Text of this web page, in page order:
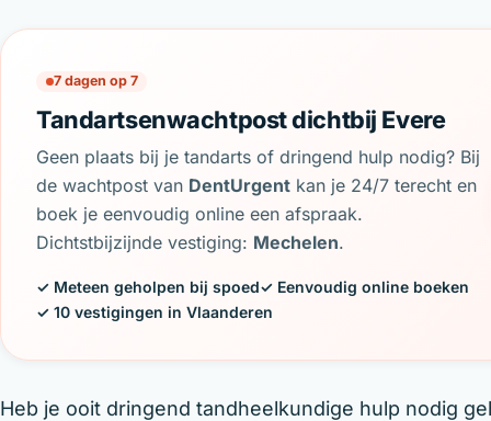
7 dagen op 7
Tandartsenwachtpost dichtbij Evere
Geen plaats bij je tandarts of dringend hulp nodig? Bij
de wachtpost van DentUrgent kan je 24/7 terecht en
boek je eenvoudig online een afspraak.
Dichtstbijzijnde vestiging: Mechelen.
✓ Meteen geholpen bij spoed✓ Eenvoudig online boeken
✓ 10 vestigingen in Vlaanderen
Heb je ooit dringend tandheelkundige hulp nodig